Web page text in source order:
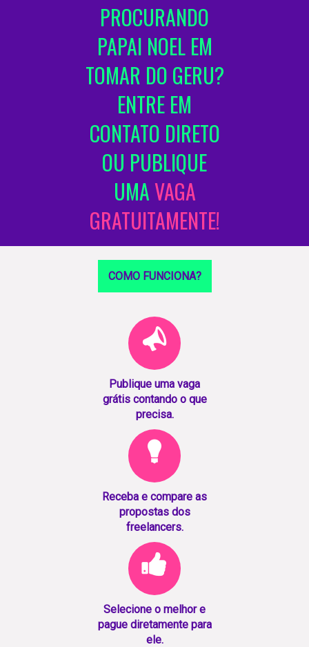
PROCURANDO
PAPAI NOEL EM
TOMAR DO GERU?
ENTRE EM
CONTATO DIRETO
OU PUBLIQUE
UMAVAGA
GRATUITAMENTE!
COMO FUNCIONA?
Publique uma vaga
grátis contando o que
precisa.
Receba e compare as
propostas dos
freelancers.
Selecione o melhor e
pague diretamente para
ele.